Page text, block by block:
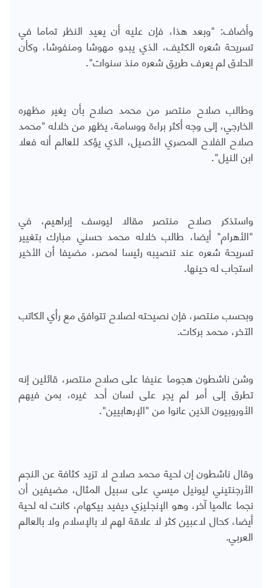
وأضاف: "وبعد هذا، فإن عليه أن يعيد النظر تماما في
تسريحة شعره الكثيف، الذي يبدو مهوشا ومنفوشا، وكأن
الحلاق لم يعرف طريق شعره منذ سنوات".
وطالب صلاح منتصر من محمد صلاح بأن يغير مظهره
الخارجي، إلى وجه أكثر براءة ووسامة، يظهر من خلاله "محمد
صلاح الفلاح المصري الأصيل، الذي يؤكد للعالم أنه فعلا
ابن النيل".
واستذكر صلاح منتصر مقالا ليوسف إبراهيم، في
"الأهرام" أيضا، طالب خلاله محمد حسني مبارك بتغيير
تسريحة شعره عند تنصيبه رئيسا لمصر، مضيفا أن الأخير
استجاب له حينها.
وبحسب منتصر، فإن نصيحته لصلاح تتوافق مع رأي الكاتب
الآخر، محمد بركات.
وشن ناشطون هجوما عنيفا على صلاح منتصر، قائلين إنه
تطرق إلى أمر لم يجر على لسان أحد غيره، بمن فيهم
الأوروبيون الذين عانوا من "الإرهابيين".
وقال ناشطون إن لحية محمد صلاح لا تزيد كثافة عن النجم
الأرجنتيني ليونيل ميسي على سبيل المثال، مضيفين أن
نجما عالميا آخر، وهو الإنجليزي ديفيد بيكهام، كانت له لحية
أيضا، كحال لاعبين كثر لا علاقة لهم لا بالإسلام ولا بالعالم
العربي.